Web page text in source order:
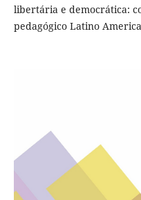
libertária e democrática:
pedagógico Latino